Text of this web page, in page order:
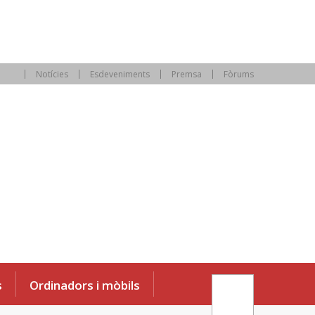
Notícies Esdeveniments Premsa Fòrums
Ordinadors i mòbils